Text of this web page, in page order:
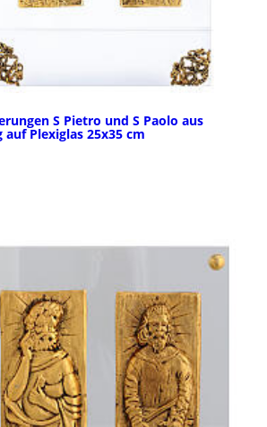
S Pietro und S Paolo aus
Plexiglas 25x35 cm